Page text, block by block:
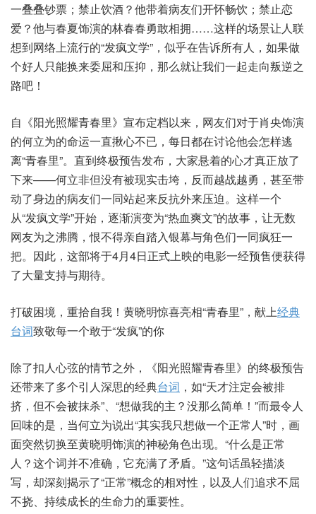
一叠叠钞票；禁止饮酒？他带着病友们开怀畅饮；禁止恋
爱？他与春夏饰演的林春春勇敢相拥……这样的场景让人联
想到网络上流行的“发疯文学”，似乎在告诉所有人，如果做
个好人只能换来委屈和压抑，那么就让我们一起走向叛逆之
路吧！
自《阳光照耀青春里》宣布定档以来，网友们对于肖央饰演
的何立为的命运一直揪心不已，每日都在讨论他会怎样逃
离“青春里”。直到终极预告发布，大家悬着的心才真正放了
下来——何立非但没有被现实击垮，反而越战越勇，甚至带
动了身边的病友们一同站起来反抗外来压迫。这样一个
从“发疯文学”开始，逐渐演变为“热血爽文”的故事，让无数
网友为之沸腾，恨不得亲自踏入银幕与角色们一同疯狂一
把。因此，这部将于4月4日正式上映的电影一经预售便获得
了大量支持与期待。
打破困境，重拾自我！黄晓明惊喜亮相“青春里”，献上经典
台词致敬每一个敢于“发疯”的你
除了扣人心弦的情节之外，《阳光照耀青春里》的终极预告
还带来了多个引人深思的经典台词 ，如“天才注定会被排
挤，但不会被抹杀”、“想做我的主？没那么简单！”而最令人
回味的是，当何立为说出“其实我只想做一个正常人”时，画
面突然切换至黄晓明饰演的神秘角色出现。“什么是正常
人？这个词并不准确，它充满了矛盾。”这句话虽轻描淡
写，却深刻揭示了“正常”概念的相对性，以及人们追求不屈
不挠、持续成长的生命力的重要性。